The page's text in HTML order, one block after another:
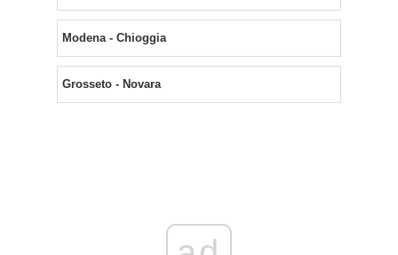
Modena - Chioggia
Grosseto - Novara